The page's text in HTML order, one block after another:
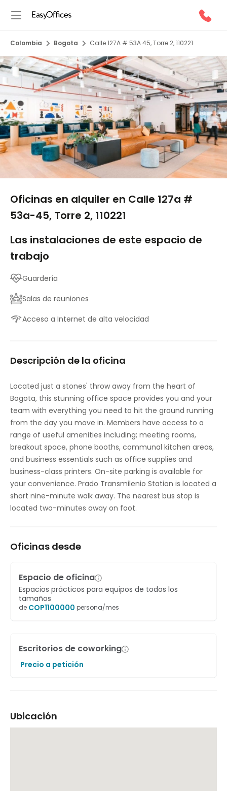
Colombia Bogota Calle 127A # 53A 45, Torre 2, 110221
Oficinas en alquiler en Calle 127a #
53a-45, Torre 2, 110221
Las instalaciones de este espacio de
trabajo
Guardería
Salas de reuniones
Acceso a Internet de alta velocidad
Descripción de la oficina
Located just a stones' throw away from the heart of
Bogota, this stunning office space provides you and your
team with everything you need to hit the ground running
from the day you move in. Members have access to a
range of useful amenities including; meeting rooms,
breakout space, phone booths, communal kitchen areas,
and business essentials such as office supplies and
business-class printers. On-site parking is available for
your convenience. Prado Transmilenio Station is located a
short nine-minute walk away. The nearest bus stop is
located two-minutes away on foot.
Oficinas desde
Espacio de oficina
Espacios prácticos para equipos de todos los
tamaños
de COP1100000 persona/mes
Escritorios de coworking
Precio a petición
Ubicación